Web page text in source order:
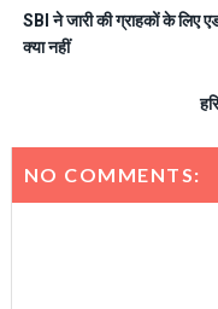
SBI ने जारी की ग्राहकों के लिए
क्या नहीं
NO COMMENTS: